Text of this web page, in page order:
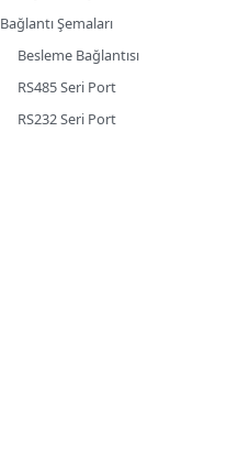
Bağlantı Şemaları
Besleme Bağlantısı
RS485 Seri Port
RS232 Seri Port